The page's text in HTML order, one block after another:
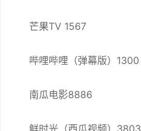
芒果TV 1567
哔哩哔哩（弹幕版）1300
南瓜电影8886
鲜时光（西瓜视频）3803